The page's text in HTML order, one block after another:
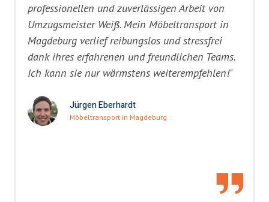
professionellen und zuverlässigen Arbeit von
Umzugsmeister Weiß. Mein Möbeltransport in
Magdeburg verlief reibungslos und stressfrei
dank ihres erfahrenen und freundlichen Teams.
Ich kann sie nur wärmstens weiterempfehlen!"
Jürgen Eberhardt
Möbeltransport in Magdeburg